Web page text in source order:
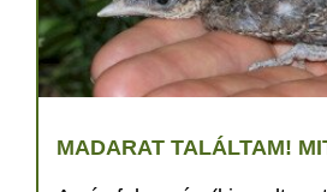
MADARAT TALÁLTAM!